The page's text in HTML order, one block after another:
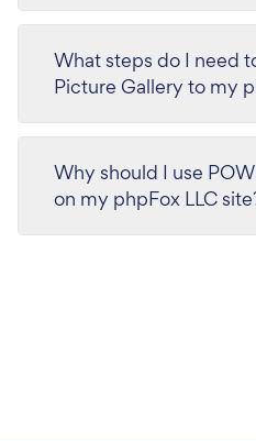
What steps do I need
Picture Gallery to my
Why should I use
on my phpFox LLC